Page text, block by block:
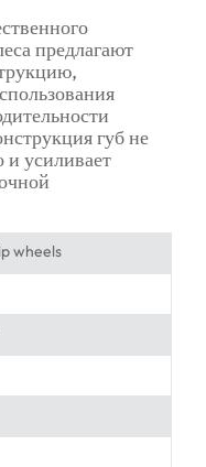
предлагают
губ не
и усиливает
wheels